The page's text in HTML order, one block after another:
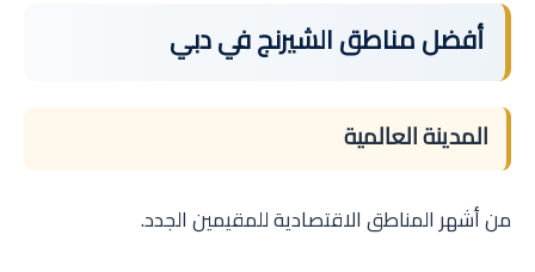
أفضل مناطق الشيرنج في دبي
المدينة العالمية
من أشهر المناطق الاقتصادية للمقيمين الجدد.